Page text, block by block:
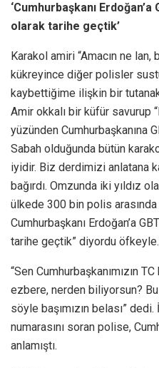
‘Cumhurbaşkanı
olarak tarihe geçtik’
Karakol amiri “Amacın ne
kükreyince diğer polisler
kaybettiğime ilişkin bir
Amir okkalı bir küfür savurup
yüzünden Cumhurbaşkanına
Sabah olduğunda bütün
iyidir. Biz derdimizi anlatana
bağırdı. Omzunda iki yıldız
ülkede 300 bin polis
Cumhurbaşkanı Erdoğan’a
tarihe geçtik” diyordu öfkeyle.
“Sen Cumhurbaşkanımızın
ezbere, nerden biliyorsun?
söyle başımızın belası”
numarasını soran polise,
anlamıştı.